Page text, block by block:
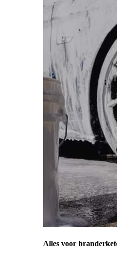
Alles voor